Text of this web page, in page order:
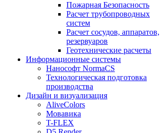
Пожарная Безопасность
Расчет трубопроводных
систем
Расчет сосудов, аппаратов,
резервуаров
Геотехнические расчеты
Информационные системы
Нанософт NormaCS
Технологическая подготовка
производства
Дизайн и визуализация
AliveColors
Мовавика
T-FLEX